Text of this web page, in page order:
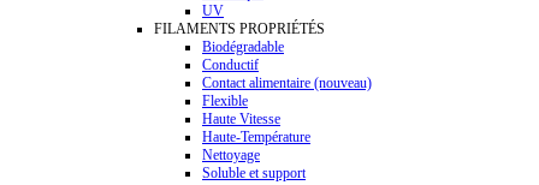
UV
FILAMENTS PROPRIÉTÉS
Biodégradable
Conductif
Contact alimentaire (nouveau)
Flexible
Haute Vitesse
Haute-Température
Nettoyage
Soluble et support